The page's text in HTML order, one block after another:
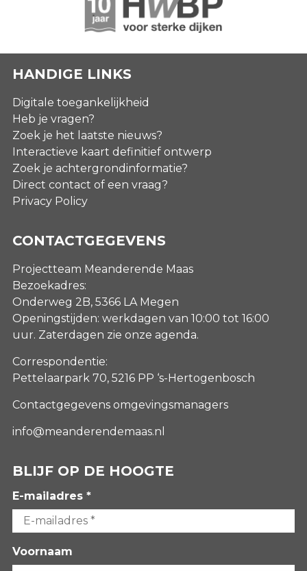
HANDIGE LINKS
Digitale toegankelijkheid
Heb je vragen?
Zoek je het laatste nieuws?
Interactieve kaart definitief ontwerp
Zoek je achtergrondinformatie?
Direct contact of een vraag?
Privacy Policy
CONTACTGEGEVENS
Projectteam Meanderende Maas
Bezoekadres:
Onderweg 2B, 5366 LA Megen
Openingstijden: werkdagen van 10:00 tot 16:00
uur. Zaterdagen zie onze agenda.
Correspondentie:
Pettelaarpark 70, 5216 PP ‘s-Hertogenbosch
Contactgegevens omgevingsmanagers
info@meanderendemaas.nl
BLIJF OP DE HOOGTE
E-mailadres *
Voornaam